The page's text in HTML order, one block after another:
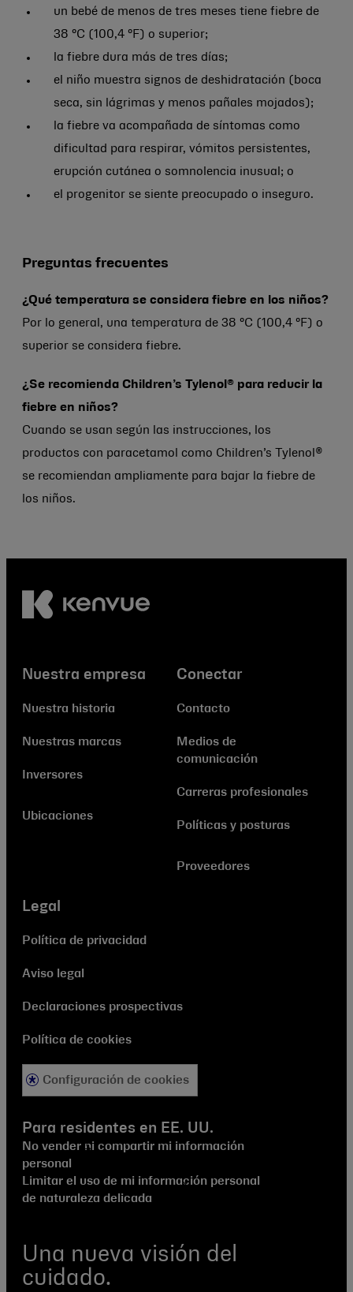
un bebé de menos de tres meses tiene fiebre de
38 °C (100,4 °F) o superior;
la fiebre dura más de tres días;
el niño muestra signos de deshidratación (boca
seca, sin lágrimas y menos pañales mojados);
la fiebre va acompañada de síntomas como
dificultad para respirar, vómitos persistentes,
erupción cutánea o somnolencia inusual; o
el progenitor se siente preocupado o inseguro.
Preguntas frecuentes
¿Qué temperatura se considera fiebre en los niños?
Por lo general, una temperatura de 38 °C (100,4 °F) o
superior se considera fiebre.
¿Se recomienda Children’s Tylenol® para reducir la
fiebre en niños?
Cuando se usan según las instrucciones, los
productos con paracetamol como Children’s Tylenol®
se recomiendan ampliamente para bajar la fiebre de
los niños.
Una nueva visión del
cuidado.
Nuestra empresa
Nuestra historia
Nuestras marcas
Inversores
Ubicaciones
Conectar
Contacto
Medios de
comunicación
Carreras profesionales
Políticas y posturas
Proveedores
Legal
Política de privacidad
Aviso legal
Declaraciones prospectivas
Política de cookies
Configuración de cookies
Para residentes en EE. UU.
No vender ni compartir mi información
personal
Limitar el uso de mi información personal
de naturaleza delicada